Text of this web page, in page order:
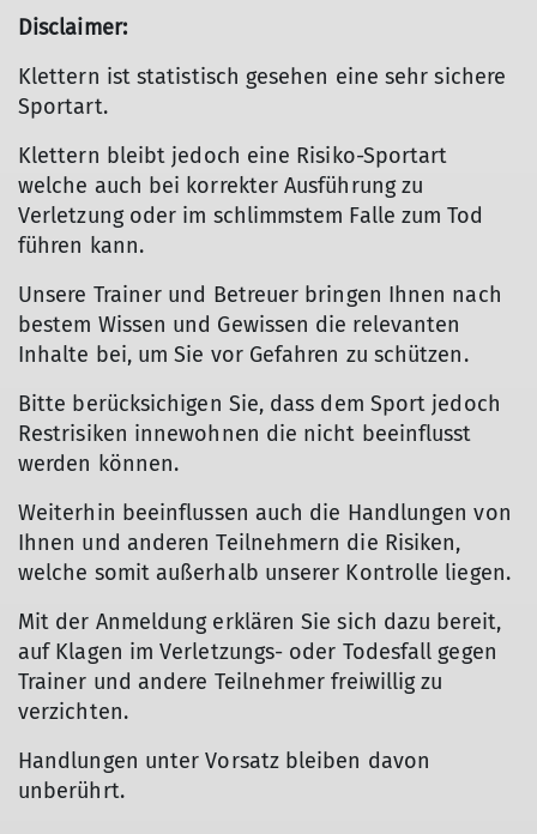
Disclaimer:
Klettern ist statistisch gesehen eine sehr sichere
Sportart.
Klettern bleibt jedoch eine Risiko-Sportart
welche auch bei korrekter Ausführung zu
Verletzung oder im schlimmstem Falle zum Tod
führen kann.
Unsere Trainer und Betreuer bringen Ihnen nach
bestem Wissen und Gewissen die relevanten
Inhalte bei, um Sie vor Gefahren zu schützen.
Bitte berücksichigen Sie, dass dem Sport jedoch
Restrisiken innewohnen die nicht beeinflusst
werden können.
Weiterhin beeinflussen auch die Handlungen von
Ihnen und anderen Teilnehmern die Risiken,
welche somit außerhalb unserer Kontrolle liegen.
Mit der Anmeldung erklären Sie sich dazu bereit,
auf Klagen im Verletzungs- oder Todesfall gegen
Trainer und andere Teilnehmer freiwillig zu
verzichten.
Handlungen unter Vorsatz bleiben davon
unberührt.